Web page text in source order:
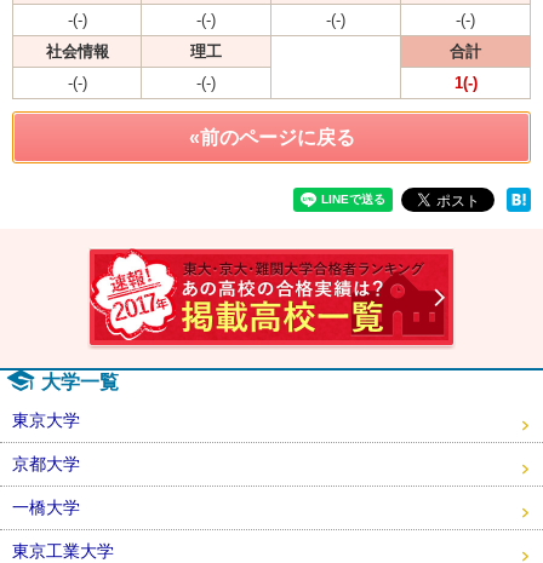
-(-)
-(-) -(-)
-(-)
社会情報
理工
合計
-(-)
-(-) 1(-)
«前のページに戻る
大学一覧
東京大学
京都大学
一橋大学
東京工業大学